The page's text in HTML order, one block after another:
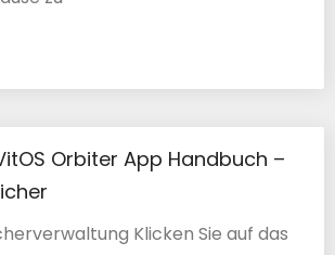
Orbiter App Handbuch –
Klicken Sie auf das